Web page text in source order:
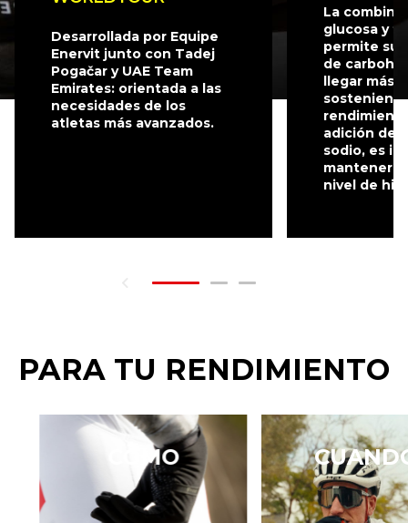
Desarrollada por Equipe
Enervit junto con Tadej
Pogačar y UAE Team
Emirates: orientada a las
necesidades de los
atletas más avanzados.
La
glucosa y
permite
de
llegar más
adición de
sodio, es
mantener
nivel de
PARA TU RENDIMIENTO
CÒMO